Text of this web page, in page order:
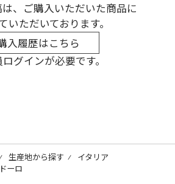
、ご購入いただいた商品に
いただいております。
入履歴はこちら
グインが必要です。
生産地から探す ⁄ イタリア
ーロ